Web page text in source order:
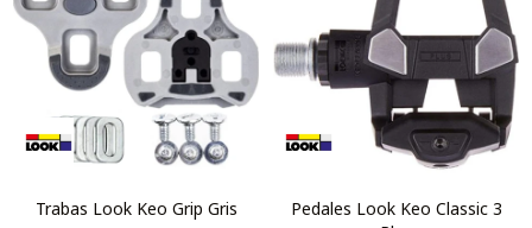
Trabas Look Keo Grip Gris
Pedales Look Keo Classic 3